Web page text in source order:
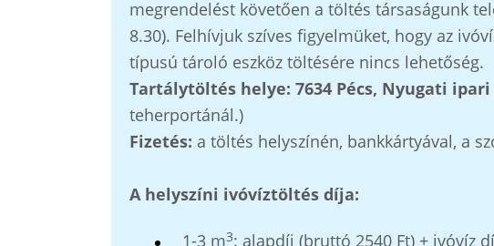
megrendelést követően a töltés társaságunk
8.30). Felhívjuk szíves figyelmüket, hogy az
típusú tároló eszköz töltésére nincs lehetőség.
Tartálytöltés helye: 7634 Pécs, Nyugati
teherportánál.)
Fizetés: a töltés helyszínén, bankkártyával, a
A helyszíni ivóvíztöltés díja:
1-3 m3: alapdíj (bruttó 2540 Ft) + ivóvíz